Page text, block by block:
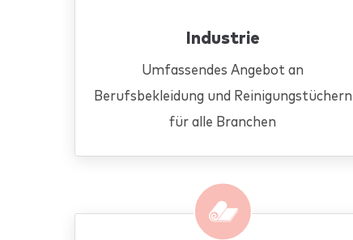
Industrie
Umfassendes Angebot an
Berufsbekleidung und Reinigungstüchern
für alle Branchen